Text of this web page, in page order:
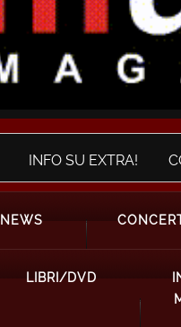
INFO SU EXTRA!
NEWS
LIBRI/DVD